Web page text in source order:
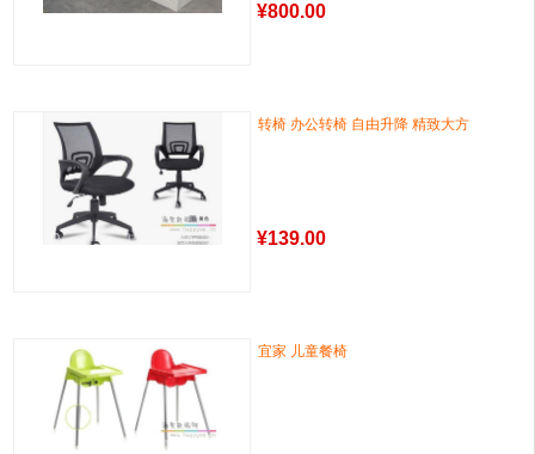
¥800.00
转椅 办公转椅 自由升降 精致大方
¥139.00
宜家 儿童餐椅